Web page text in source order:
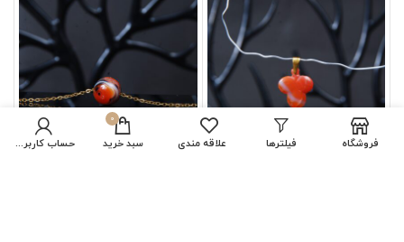
فروشگاه فیلترها علاقه مندی
0
سبد خرید حساب کاربری من